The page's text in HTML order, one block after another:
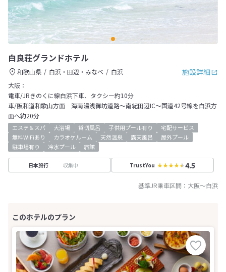
白良荘グランドホテル
施設詳細
和歌山県 白浜・田辺・みなべ
白浜
大阪：
電車/JRきのくに線白浜下車、タクシー約10分
車/阪和道和歌山方面 海南湯浅御坊道路～南紀田辺IC～国道42号線を白浜方
面へ約20分
エステ＆スパ 大浴場 貸切風呂 子供用プール有り
宅配サービス
無料WiFiあり
カラオケルーム 天然温泉 露天風呂
屋外プール
駐車場有り
冷水プール 旅館
日本旅行 収集中 TrustYou 4.5
基準JR乗車区間： 大阪～白浜